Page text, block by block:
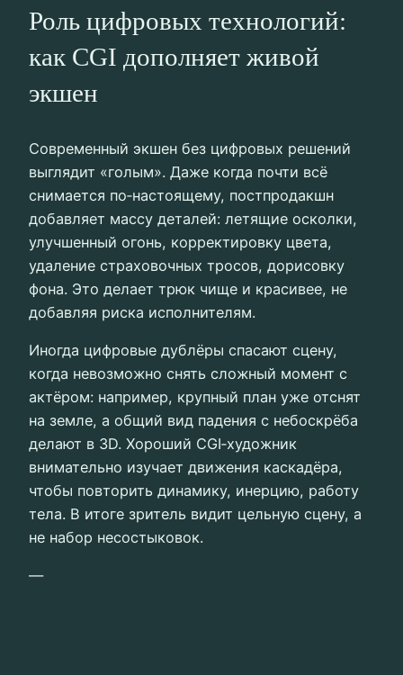
Роль цифровых технологий:
как CGI дополняет живой
экшен
Современный экшен без цифровых решений
выглядит «голым». Даже когда почти всё
снимается по‑настоящему, постпродакшн
добавляет массу деталей: летящие осколки,
улучшенный огонь, корректировку цвета,
удаление страховочных тросов, дорисовку
фона. Это делает трюк чище и красивее, не
добавляя риска исполнителям.
Иногда цифровые дублёры спасают сцену,
когда невозможно снять сложный момент с
актёром: например, крупный план уже отснят
на земле, а общий вид падения с небоскрёба
делают в 3D. Хороший CGI‑художник
внимательно изучает движения каскадёра,
чтобы повторить динамику, инерцию, работу
тела. В итоге зритель видит цельную сцену, а
не набор несостыковок.
—